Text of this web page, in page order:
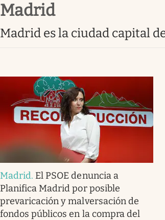
Infotechnology
Eventos Corporativos
El Cronista Studio
Mediakit
abre en nueva pestaña
Madrid
Madrid es la ciudad capital
Madrid. El PSOE denuncia a
Planifica Madrid por posible
prevaricación y malversación de
fondos públicos en la compra del